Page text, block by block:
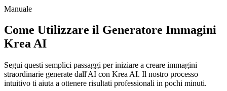
Manuale
Come Utilizzare il Generatore Immagini
Krea AI
Segui questi semplici passaggi per iniziare a creare immagini
straordinarie generate dall'AI con Krea AI. Il nostro processo
intuitivo ti aiuta a ottenere risultati professionali in pochi minuti.